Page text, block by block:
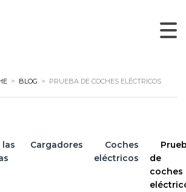
> BLOG > PRUEBA DE COCHES ELÉCTRICOS
las
Cargadores
Coches
eléctricos
de
coches